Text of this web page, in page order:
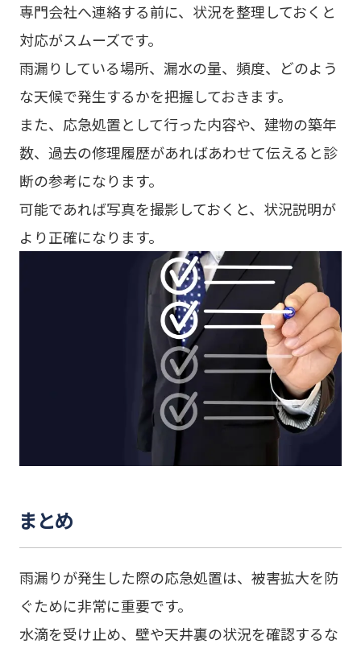
専門会社へ連絡する前に、状況を整理しておくと
対応がスムーズです。
雨漏りしている場所、漏水の量、頻度、どのよう
な天候で発生するかを把握しておきます。
また、応急処置として行った内容や、建物の築年
数、過去の修理履歴があればあわせて伝えると診
断の参考になります。
可能であれば写真を撮影しておくと、状況説明が
より正確になります。
まとめ
雨漏りが発生した際の応急処置は、被害拡大を防
ぐために非常に重要です。
水滴を受け止め、壁や天井裏の状況を確認するな